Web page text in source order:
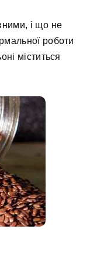
і що не
роботи
міститься